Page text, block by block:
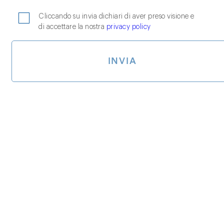
Cliccando su invia dichiari di aver preso visione e
di accettare la nostra privacy policy